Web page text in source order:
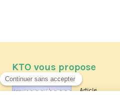
KTO vous propose
Article